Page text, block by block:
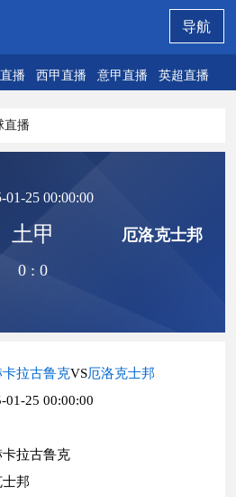
导航
播 西甲直播 意甲直播 英超直播
直播
01-25 00:00:00
土甲
0 :0
厄洛克士邦
拉古鲁克VS厄洛克士邦
01-25 00:00:00
卡拉古鲁克
士邦